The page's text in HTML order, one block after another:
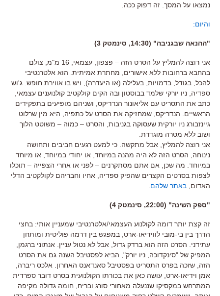
נמצאו על המסך. זה דפוק ככה.
והיום:
"ההנאה שבגניבה" (14:30, סינמטק 3)
אני רוצה להמליץ על הסרט הזה – פצפון, עצמאי, 16 מ"מ, צולם
בהחבא ברחובות ללא אישורים, מחתרת אמיתית. הוא אלטרנטיבי
להכל, בגודל, בדמויות, בעלילה (או היעדרה), ויש בו אווירת חופש. ג'וש
ספדיה, ניו יורקי שלמד בבוסטון ובה הקים קולקטיב קולנוענים עצמאי,
כתב את התסריט עם אליאונור הנדריקס, ושניהם מופיעים בתפקידים
הראשיים. הנדריקס, שמחזיקה את הסרט על כתפיה, היא מין שרלוט
גיינזבורג ניו יורקית שעסוקה בגניבות, והסרט – כמוה – משוטט הלוך
ושוב ללא מטרה מוגדרת.
אני רוצה להמליץ, אבל מתקשה. כי למעט רגעים חביבים ותחושה
נינוחה, הסרט הזה לא היה מהנה במיוחד, או יחודי במיוחד, או מיוחד
במיוחד. מה שכן, אם אתם מסתקרנים – לפני או אחרי הצפייה – תוכלו
לצפות בסרטים הקצרים שהפיק ספדיה, אחיו וחבריהם לקולקטיב הדלי
האדום, באתר שלהם
"ספק השינה" (22:00, סינמטק 4)
זה קצת יותר דומה לקולנוע העצמאי/אלטרנטיבי שמעניין אותי: בחצי
הדרך בין בי-מובי לווידיאו-ארט, במפגש בין דרמה פוליטית ומותחן
עתידני. הסרט הזה הוא ברדק גדול, אבל לא נטול עניין. אנתוני ברגמן,
המפיק של "סינקדוכה, ניו יורק", הביא לפסטיבל השנה גם את הסרט
הזה, שזכה בפרס התסריט בפסטיבל סאנדאנס האחרון. אלכס ריברה,
אמן וידיאו-ארט, עושה כאן את בכורתו הקולנועית בסרט דובר ספרדית
המתרחש במקסיקו שננעלה מאחורי סורג ובריח, חומה גדולה מקיפה